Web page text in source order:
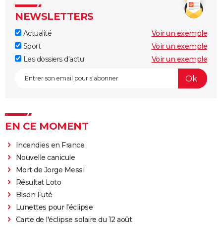
NEWSLETTERS
Actualité
Voir un exemple
Sport
Voir un exemple
Les dossiers d'actu
Voir un exemple
EN CE MOMENT
Incendies en France
Nouvelle canicule
Mort de Jorge Messi
Résultat Loto
Bison Futé
Lunettes pour l'éclipse
Carte de l'éclipse solaire du 12 août